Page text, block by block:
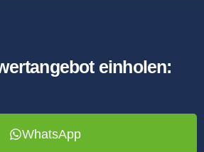
einholen:
WhatsApp